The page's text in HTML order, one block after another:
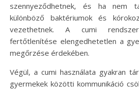
szennyeződhetnek, és ha nem
különböző baktériumok és
vezethetnek. A cumi
fertőtlenítése elengedhetetlen a
megőrzése érdekében.
Végül, a cumi használata gyakran
gyermekek közötti kommunikáció